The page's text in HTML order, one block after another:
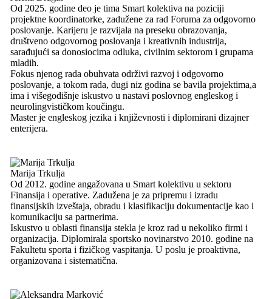
Od 2025. godine deo je tima Smart kolektiva na poziciji
projektne koordinatorke, zadužene za rad Foruma za odgovorno
poslovanje. Karijeru je razvijala na preseku obrazovanja,
društveno odgovornog poslovanja i kreativnih industrija,
sarađujući sa donosiocima odluka, civilnim sektorom i grupama
mladih.
Fokus njenog rada obuhvata održivi razvoj i odgovorno
poslovanje, a tokom rada, dugi niz godina se bavila projektima,a
ima i višegodišnje iskustvo u nastavi poslovnog engleskog i
neurolingvističkom koučingu.
Master je engleskog jezika i književnosti i diplomirani dizajner
enterijera.
Marija Trkulja
Od 2012. godine angažovana u Smart kolektivu u sektoru
Finansija i operative. Zadužena je za pripremu i izradu
finansijskih izveštaja, obradu i klasifikaciju dokumentacije kao i
komunikaciju sa partnerima.
Iskustvo u oblasti finansija stekla je kroz rad u nekoliko firmi i
organizacija. Diplomirala sportsko novinarstvo 2010. godine na
Fakultetu sporta i fizičkog vaspitanja. U poslu je proaktivna,
organizovana i sistematična.